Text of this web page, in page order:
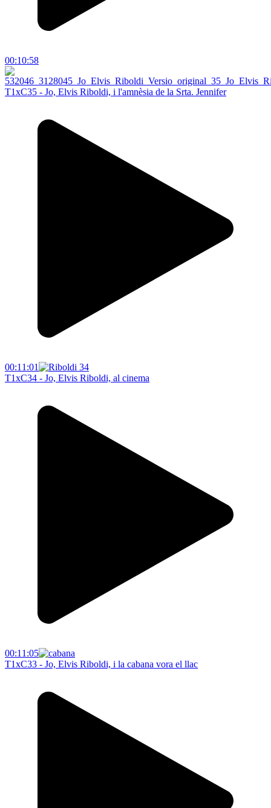
00:10:58
T1xC35 - Jo, Elvis Riboldi, i l'amnèsia de la Srta. Jennifer
00:11:01
T1xC34 - Jo, Elvis Riboldi, al cinema
00:11:05
T1xC33 - Jo, Elvis Riboldi, i la cabana vora el llac